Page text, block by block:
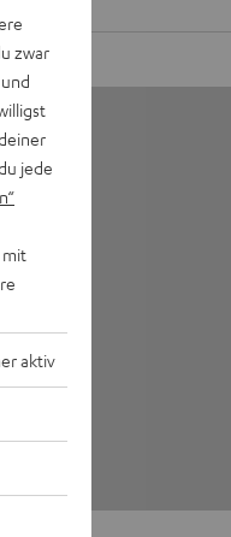
zwar
jede
mit
aktiv